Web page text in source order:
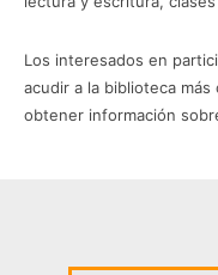
Los interesados en
acudir a la biblioteca
obtener información